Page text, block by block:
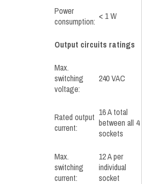
Power
consumption: < 1 W
Output circuits ratings
Max.
switching
voltage:
240 VAC
Rated output
current:
16 A total
between all 4
sockets
Max.
switching
current:
12 A per
individual
socket